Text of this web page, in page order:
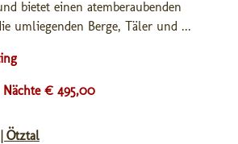
bietet einen atemberaubenden
umliegenden Berge, Täler und ...
Nächte € 495,00
| Ötztal